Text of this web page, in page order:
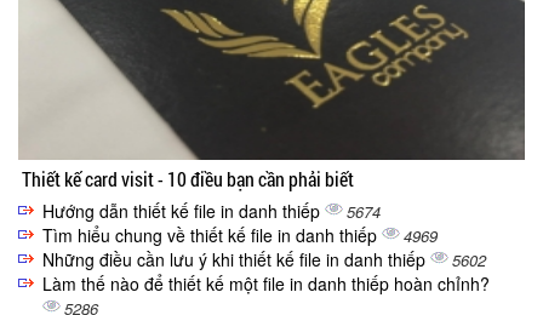
Thiết kế card visit - 10 điều bạn cần phải biết
Hướng dẫn thiết kế file in danh thiếp 5674
Tìm hiểu chung về thiết kế file in danh thiếp 4969
Những điều cần lưu ý khi thiết kế file in danh thiếp 5602
Làm thế nào để thiết kế một file in danh thiếp hoàn chỉnh?
5286